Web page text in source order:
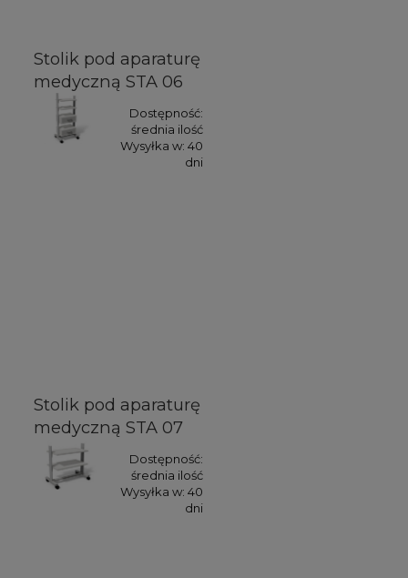
Stolik pod aparaturę
medyczną STA 06
Dostępność:
średnia ilość
Wysyłka w: 40
dni
Stolik pod aparaturę
medyczną STA 07
Dostępność:
średnia ilość
Wysyłka w: 40
dni